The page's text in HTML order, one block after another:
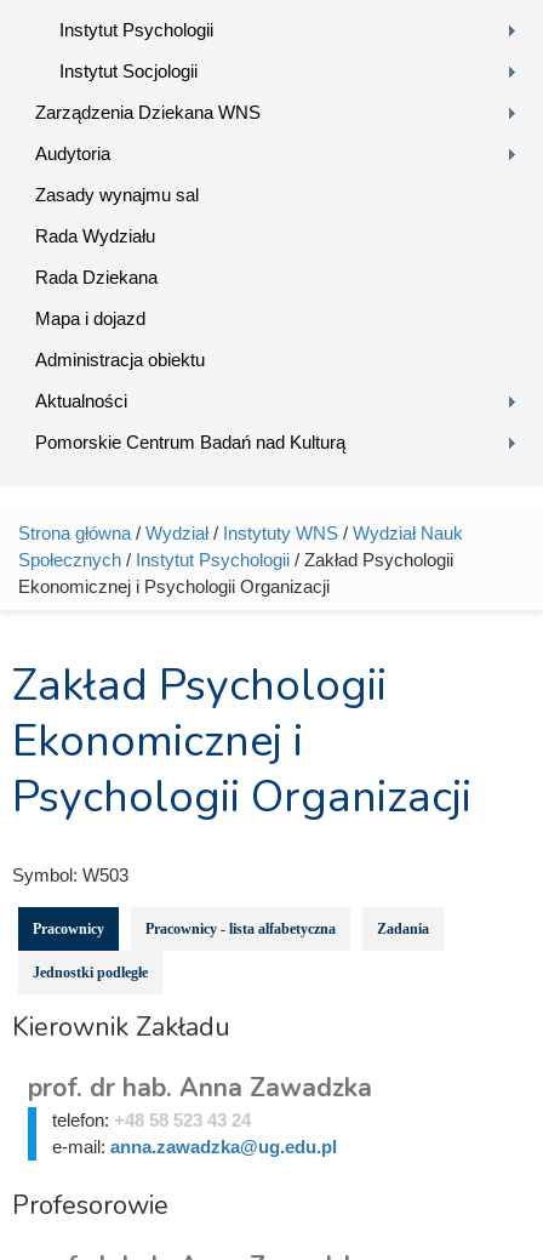
Instytut Psychologii
Instytut Socjologii
Zarządzenia Dziekana WNS
Audytoria
Zasady wynajmu sal
Rada Wydziału
Rada Dziekana
Mapa i dojazd
Administracja obiektu
Aktualności
Pomorskie Centrum Badań nad Kulturą
Jesteś tutaj
Strona główna / Wydział/ Instytuty WNS / Wydział Nauk
Społecznych / Instytut Psychologii / Zakład Psychologii
Ekonomicznej i Psychologii Organizacji
Zakład Psychologii
Ekonomicznej i
Psychologii Organizacji
Symbol: W503
Pracownicy Pracownicy - lista alfabetyczna Zadania
Jednostki podległe
Kierownik Zakładu
prof. dr hab. Anna Zawadzka
telefon: +48 58 523 43 24
e-mail: anna.zawadzka@ug.edu.pl
Profesorowie